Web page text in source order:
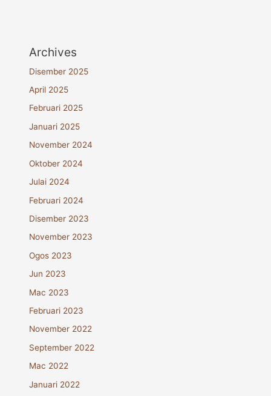
Archives
Disember 2025
April 2025
Februari 2025
Januari 2025
November 2024
Oktober 2024
Julai 2024
Februari 2024
Disember 2023
November 2023
Ogos 2023
Jun 2023
Mac 2023
Februari 2023
November 2022
September 2022
Mac 2022
Januari 2022